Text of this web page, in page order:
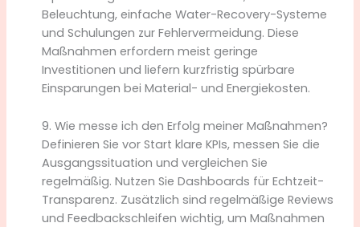
Beleuchtung, einfache Water-Recovery-Systeme
und Schulungen zur Fehlervermeidung. Diese
Maßnahmen erfordern meist geringe
Investitionen und liefern kurzfristig spürbare
Einsparungen bei Material- und Energiekosten.
9. Wie messe ich den Erfolg meiner Maßnahmen?
Definieren Sie vor Start klare KPIs, messen Sie die
Ausgangssituation und vergleichen Sie
regelmäßig. Nutzen Sie Dashboards für Echtzeit-
Transparenz. Zusätzlich sind regelmäßige Reviews
und Feedbackschleifen wichtig, um Maßnahmen